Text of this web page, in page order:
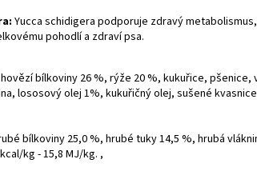
Yucca schidigera podporuje zdravý
pohodlí a zdraví psa.
hovězí bílkoviny 26 %, rýže 20 %, kukuřice,
lososový olej 1%, kukuřičný olej, sušené
bílkoviny 25,0 %, hrubé tuky 14,5 %, hrubá
kg - 15,8 MJ/kg. ,